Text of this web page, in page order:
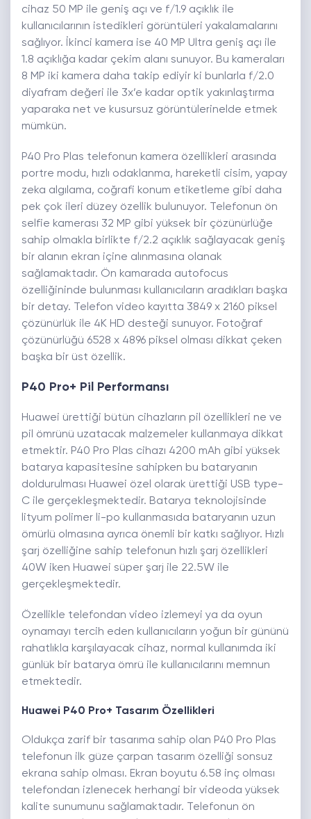
cihaz 50 MP ile geniş açı ve f/1.9 açıklık ile
kullanıcılarının istedikleri görüntüleri yakalamalarını
sağlıyor. İkinci kamera ise 40 MP Ultra geniş açı ile
1.8 açıklığa kadar çekim alanı sunuyor. Bu kameraları
8 MP iki kamera daha takip ediyir ki bunlarla f/2.0
diyafram değeri ile 3x’e kadar optik yakınlaştırma
yaparaka net ve kusursuz görüntülerinelde etmek
mümkün.
P40 Pro Plas telefonun kamera özellikleri arasında
portre modu, hızlı odaklanma, hareketli cisim, yapay
zeka algılama, coğrafi konum etiketleme gibi daha
pek çok ileri düzey özellik bulunuyor. Telefonun ön
selfie kamerası 32 MP gibi yüksek bir çözünürlüğe
sahip olmakla birlikte f/2.2 açıklık sağlayacak geniş
bir alanın ekran içine alınmasına olanak
sağlamaktadır. Ön kamarada autofocus
özelliğininde bulunması kullanıcıların aradıkları başka
bir detay. Telefon video kayıtta 3849 x 2160 piksel
çözünürlük ile 4K HD desteği sunuyor. Fotoğraf
çözünürlüğü 6528 x 4896 piksel olması dikkat çeken
başka bir üst özellik.
P40 Pro+ Pil Performansı
Huawei ürettiği bütün cihazların pil özellikleri ne ve
pil ömrünü uzatacak malzemeler kullanmaya dikkat
etmektir. P40 Pro Plas cihazı 4200 mAh gibi yüksek
batarya kapasitesine sahipken bu bataryanın
doldurulması Huawei özel olarak ürettiği USB type-
C ile gerçekleşmektedir. Batarya teknolojisinde
lityum polimer li-po kullanmasıda bataryanın uzun
ömürlü olmasına ayrıca önemli bir katkı sağlıyor. Hızlı
şarj özelliğine sahip telefonun hızlı şarj özellikleri
40W iken Huawei süper şarj ile 22.5W ile
gerçekleşmektedir.
Özellikle telefondan video izlemeyi ya da oyun
oynamayı tercih eden kullanıcıların yoğun bir gününü
rahatlıkla karşılayacak cihaz, normal kullanımda iki
günlük bir batarya ömrü ile kullanıcılarını memnun
etmektedir.
Huawei P40 Pro+ Tasarım Özellikleri
Oldukça zarif bir tasarıma sahip olan P40 Pro Plas
telefonun ilk güze çarpan tasarım özelliği sonsuz
ekrana sahip olması. Ekran boyutu 6.58 inç olması
telefondan izlenecek herhangi bir videoda yüksek
kalite sunumunu sağlamaktadır. Telefonun ön